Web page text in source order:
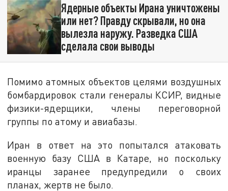
Ядерные объекты Ирана уничтожены
или нет? Правду скрывали, но она
вылезла наружу. Разведка США
сделала свои выводы
Помимо атомных объектов целями воздушных
бомбардировок стали генералы КСИР, видные
физики-ядерщики, члены переговорной
группы по атому и авиабазы.
Иран в ответ на это попытался атаковать
военную базу США в Катаре, но поскольку
иранцы заранее предупредили о своих
планах, жертв не было.